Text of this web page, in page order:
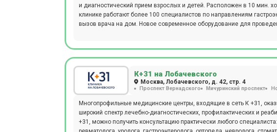
и диагностический прием взрослых и детей. Расположен в 10 мин.
клинике работают более 100 специалистов по направлениям
вызов врача на дом. Новое современное оборудование для
МРТ, КТ, ПЭТ-КТ, бронхоскопии, денситометрии, кольпоскопии,
(по Холтеру).
К+31 на Лобачевского
Москва, Лобачевского, д. 42, стр. 4
Проспект Вернадского Мичуринский проспект
Многопрофильные медицинские центры, входящие в сеть К +31,
широкий спектр лечебно-диагностических, профилактических и
+31, можно получить консультацию практически любого